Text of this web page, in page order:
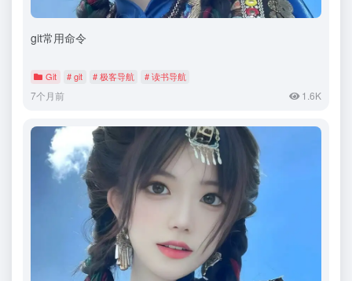
git常用命令
Git # git # 极客导航 # 读书导航
7个月前 1.6K